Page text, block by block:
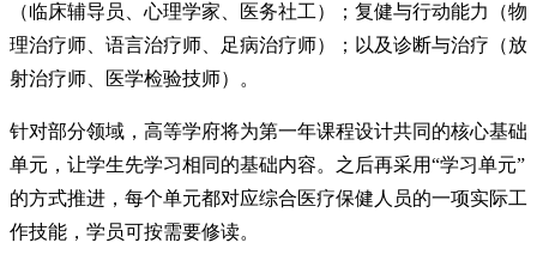
（临床辅导员、心理学家、医务社工）；复健与行动能力（物
理治疗师、语言治疗师、足病治疗师）；以及诊断与治疗（放
射治疗师、医学检验技师）。
针对部分领域，高等学府将为第一年课程设计共同的核心基础
单元，让学生先学习相同的基础内容。之后再采用“学习单元”
的方式推进，每个单元都对应综合医疗保健人员的一项实际工
作技能，学员可按需要修读。